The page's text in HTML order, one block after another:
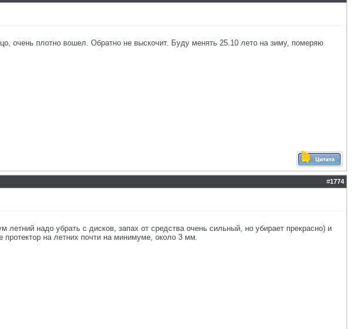
очень плотно вошел. Обратно не выскочит. Буду менять 25.10 лето на зиму, померяю
#1774
надо убрать с дисков, запах от средства очень сильный, но убирает прекрасно) и
на летних почти на минимуме, около 3 мм.